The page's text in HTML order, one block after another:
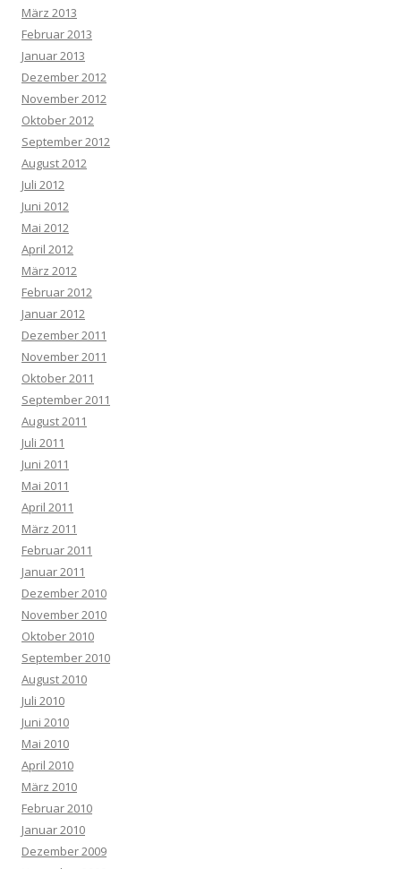
März 2013
Februar 2013
Januar 2013
Dezember 2012
November 2012
Oktober 2012
September 2012
August 2012
Juli 2012
Juni 2012
Mai 2012
April 2012
März 2012
Februar 2012
Januar 2012
Dezember 2011
November 2011
Oktober 2011
September 2011
August 2011
Juli 2011
Juni 2011
Mai 2011
April 2011
März 2011
Februar 2011
Januar 2011
Dezember 2010
November 2010
Oktober 2010
September 2010
August 2010
Juli 2010
Juni 2010
Mai 2010
April 2010
März 2010
Februar 2010
Januar 2010
Dezember 2009